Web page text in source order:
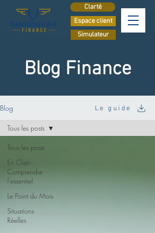
Espace client
Simulateur
Clarté
Blog Finance
Blog
Tous les posts
En Clair -
Comprendre
l’essentiel
Le Point du Mois
Situations
Réelles
Tous les posts
Le guide